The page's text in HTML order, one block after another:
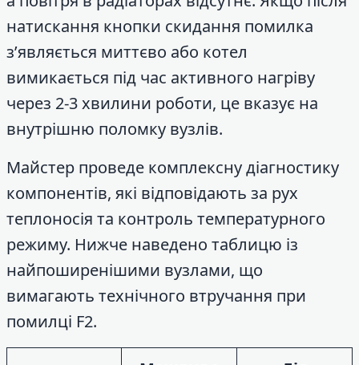
натискання кнопки скидання помилка
з’являється миттєво або котел
вимикається під час активного нагріву
через 2-3 хвилини роботи, це вказує на
внутрішню поломку вузлів.
Майстер проведе комплексну діагностику
компонентів, які відповідають за рух
теплоносія та контроль температурного
режиму. Нижче наведено таблицю із
найпоширенішими вузлами, що
вимагають технічного втручання при
помилці F2.